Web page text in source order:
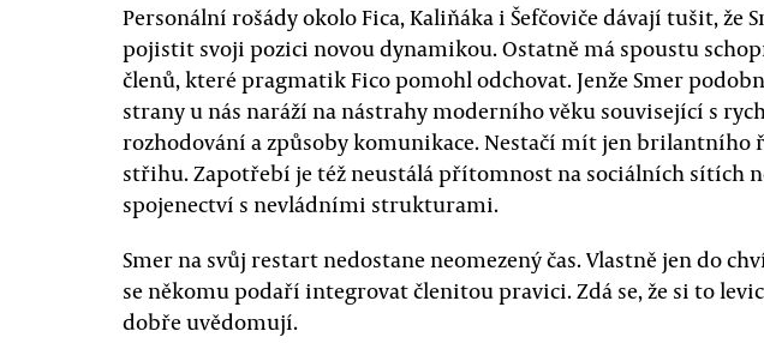
Personální rošády okolo Fica, Kaliňáka i Šefčoviče dávají tušit, že
pojistit svoji pozici novou dynamikou. Ostatně má spoustu
členů, které pragmatik Fico pomohl odchovat. Jenže Smer
strany u nás naráží na nástrahy moderního věku související s
rozhodování a způsoby komunikace. Nestačí mít jen brilantního
střihu. Zapotřebí je též neustálá přítomnost na sociálních sítích
spojenectví s nevládními strukturami.
Smer na svůj restart nedostane neomezený čas. Vlastně jen do
se někomu podaří integrovat členitou pravici. Zdá se, že si to
dobře uvědomují.